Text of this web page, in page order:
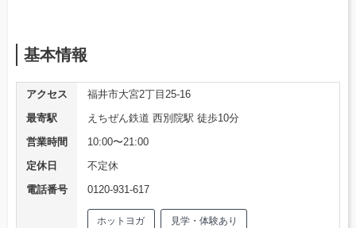
基本情報
アクセス
福井市大宮2丁目25-16
最寄駅
えちぜん鉄道 西別院駅 徒歩10分
営業時間
10:00〜21:00
定休日
不定休
電話番号
0120-931-617
ホットヨガ 見学・体験あり